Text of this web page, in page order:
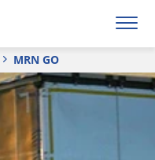
MRN GO